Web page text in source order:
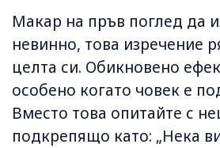
Макар на пръв поглед да
невинно, това изречение
целта си. Обикновено
особено когато човек е
Вместо това опитайте с
подкрепящо като: „Нека